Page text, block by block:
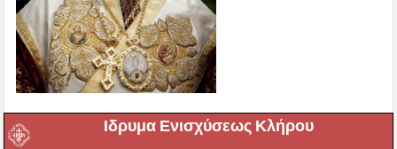
Ιδρυμα Ενισχύσεως Κλήρου